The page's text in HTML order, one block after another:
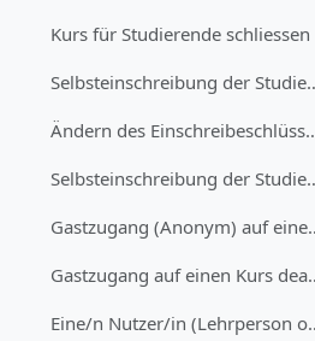
Kurs für Studierende schliessen
Selbsteinschreibung der
Ändern des
Gastzugang
Eine/n Nutzer/in